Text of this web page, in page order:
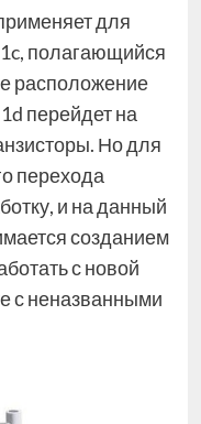
для
полагающийся
расположение
перейдет на
Но для
перехода
и на данный
созданием
с новой
с неназванными